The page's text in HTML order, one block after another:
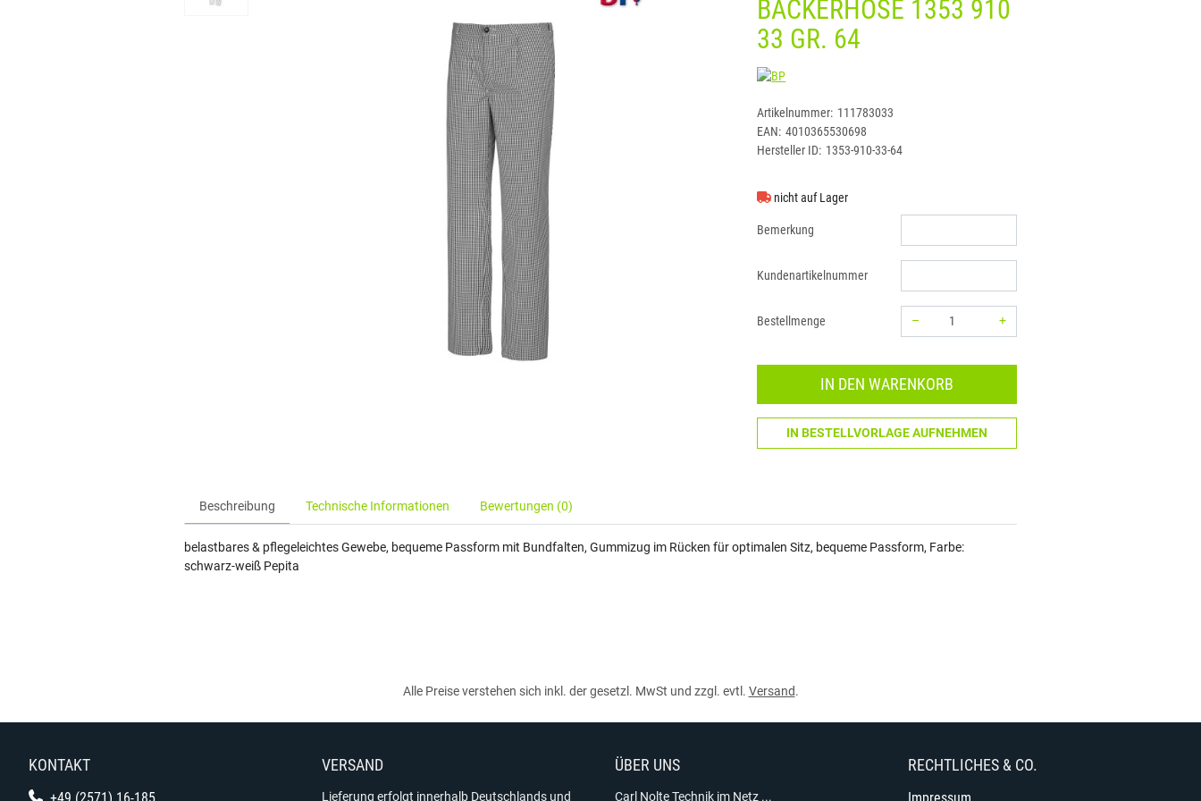
BÄCKERHOSE 1353 910
33 GR. 64
BP
Artikelnummer: 111783033
EAN: 4010365530698
Hersteller ID: 1353-910-33-64
nicht auf Lager
Bemerkung
Kundenartikelnummer
Bestellmenge –
+
IN DEN WARENKORB
IN BESTELLVORLAGE AUFNEHMEN
Beschreibung Technische Informationen Bewertungen (0)
belastbares & pflegeleichtes Gewebe, bequeme Passform mit Bundfalten, Gummizug im Rücken für optimalen Sitz, bequeme Passform, Farbe:
schwarz-weiß Pepita
Alle Preise verstehen sich inkl. der gesetzl. MwSt und zzgl. evtl. Versand.
KONTAKT VERSAND
Lieferung erfolgt innerhalb Deutschlands und
ÜBER UNS
Carl Nolte Technik im Netz ...
RECHTLICHES & CO.